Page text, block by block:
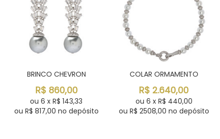
BRINCO CHEVRON
R$ 860,00
ou 6 x R$ 143,33
ou R$ 817,00 no depósito
COLAR ORMAMENTO
R$ 2.640,00
ou 6 x R$ 440,00
ou R$ 2508,00 no depósito